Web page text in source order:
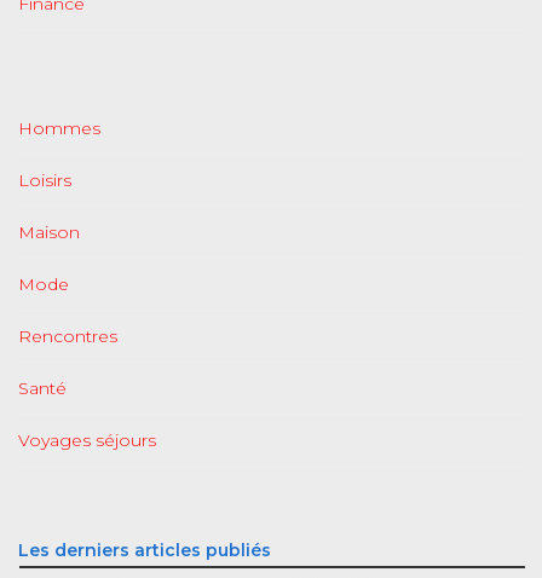
Hommes
Loisirs
Maison
Mode
Rencontres
Santé
Voyages séjours
Les derniers articles publiés